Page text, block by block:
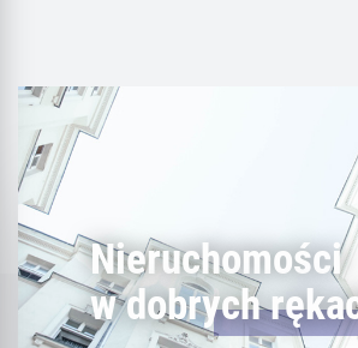
Nieruchomości
w dobrych